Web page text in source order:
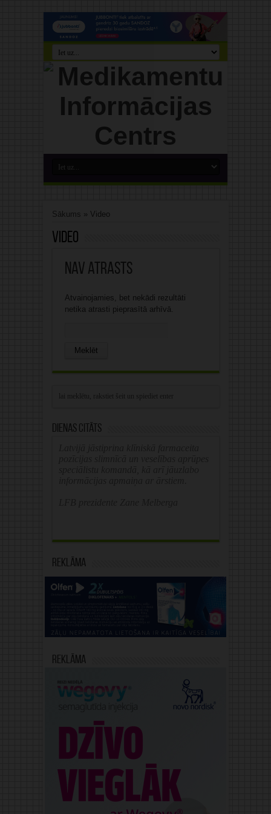
Sākums » Video
Video
Nav atrasts
Atvainojamies, bet nekādi rezultāti
netika atrasti pieprasītā arhīvā.
Dienas citāts
Reklāma
Reklāma